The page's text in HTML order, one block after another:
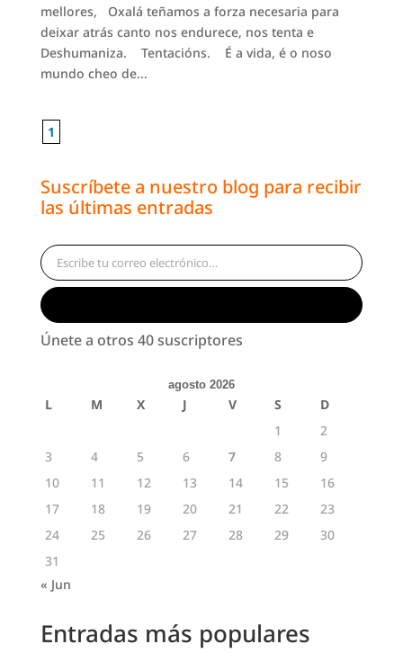
mellores, Oxalá teñamos a forza necesaria para
deixar atrás canto nos endurece, nos tenta e
Deshumaniza. Tentacións. É a vida, é o noso
mundo cheo de...
1
Suscríbete a nuestro blog para recibir
las últimas entradas
Escribe tu correo electrónico…
Únete a otros 40 suscriptores
agosto 2026
L M X J V S
D
1
2
3
4 5 6 7 8
9
10
11 12 13 14 15
16
17
18 19 20 21 22
23
24
25 26 27 28 29
30
31
« Jun
Entradas más populares